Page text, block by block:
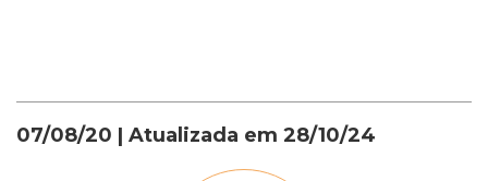
07/08/20 | Atualizada em 28/10/24